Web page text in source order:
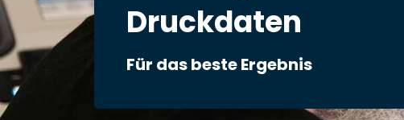
Druckdaten
Für das beste Ergebnis